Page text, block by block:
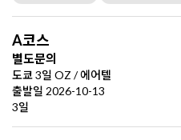
A코스
별도문의
도쿄 3일 OZ / 에어텔
출발일 2026-10-13
3일